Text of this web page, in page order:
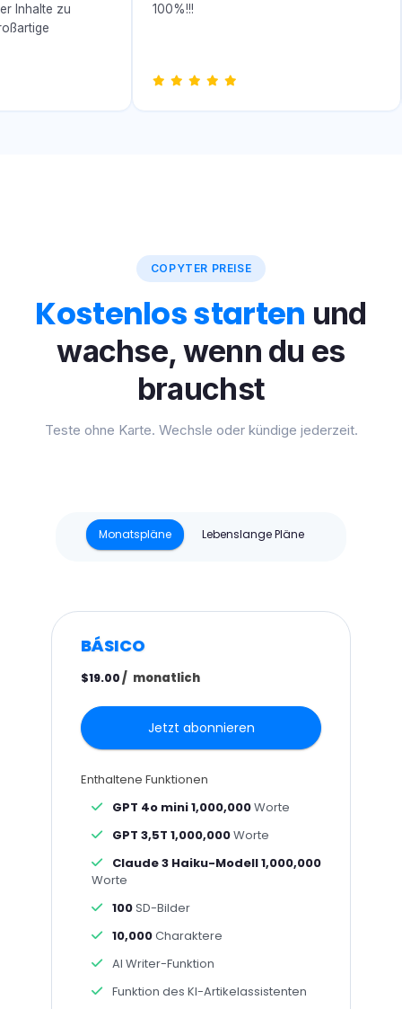
Inhalte zu
100%!!!
COPYTER PREISE
Kostenlos starten und
wachse, wenn du es
brauchst
Teste ohne Karte. Wechsle oder kündige jederzeit.
Monatspläne Lebenslange Pläne
BÁSICO
$19.00/ monatlich
Jetzt abonnieren
Enthaltene Funktionen
GPT 4o mini 1,000,000Worte
GPT 3,5T 1,000,000Worte
Claude 3 Haiku-Modell 1,000,000
Worte
100SD-Bilder
10,000Charaktere
AI Writer-Funktion
Funktion des KI-Artikelassistenten